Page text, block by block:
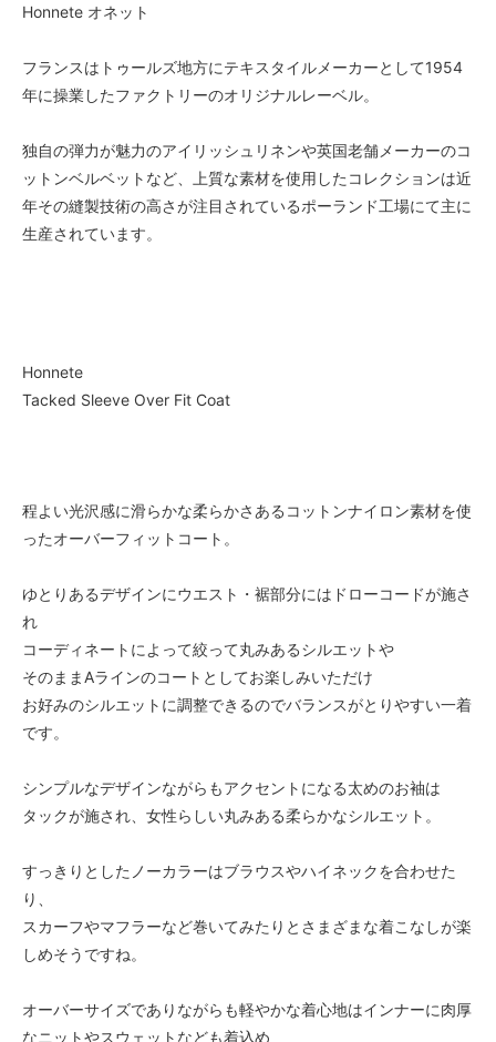
Honnete オネット
フランスはトゥールズ地方にテキスタイルメーカーとして1954
年に操業したファクトリーのオリジナルレーベル。
独自の弾力が魅力のアイリッシュリネンや英国老舗メーカーのコ
ットンベルベットなど、上質な素材を使用したコレクションは近
年その縫製技術の高さが注目されているポーランド工場にて主に
生産されています。
Honnete
Tacked Sleeve Over Fit Coat
程よい光沢感に滑らかな柔らかさあるコットンナイロン素材を使
ったオーバーフィットコート。
ゆとりあるデザインにウエスト・裾部分にはドローコードが施さ
れ
コーディネートによって絞って丸みあるシルエットや
そのままAラインのコートとしてお楽しみいただけ
お好みのシルエットに調整できるのでバランスがとりやすい一着
です。
シンプルなデザインながらもアクセントになる太めのお袖は
タックが施され、女性らしい丸みある柔らかなシルエット。
すっきりとしたノーカラーはブラウスやハイネックを合わせた
り、
スカーフやマフラーなど巻いてみたりとさまざまな着こなしが楽
しめそうですね。
オーバーサイズでありながらも軽やかな着心地はインナーに肉厚
なニットやスウェットなども着込め